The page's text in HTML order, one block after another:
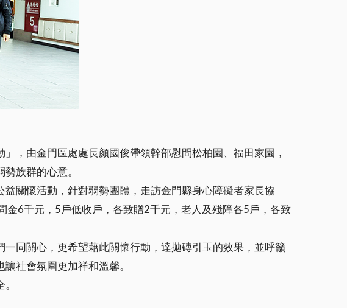
，由金門區處處長顏國俊帶領幹部慰問松柏園、福田家園，
族群的心意。
關懷活動，針對弱勢團體，走訪金門縣身心障礙者家長協
6千元，5戶低收戶，各致贈2千元，老人及殘障各5戶，各致
同關心，更希望藉此關懷行動，達拋磚引玉的效果，並呼籲
社會氛圍更加祥和溫馨。